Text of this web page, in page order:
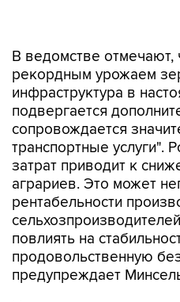
инфраструктура в
подвергается
сопровождается
транспортные услуги".
затрат приводит к
аграриев. Это может
рентабельности
повлиять на
продовольственную
предупреждает
На недавнем